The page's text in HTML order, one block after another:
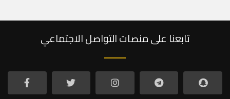
تابعنا على منصات التواصل الاجتماعي